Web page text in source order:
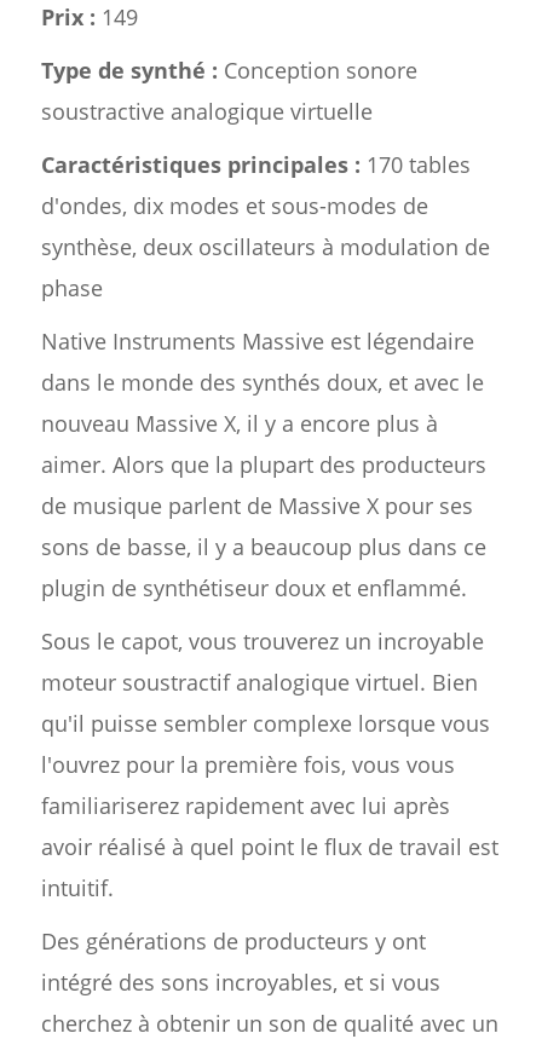
Prix : 149
Type de synthé : Conception sonore
soustractive analogique virtuelle
Caractéristiques principales : 170 tables
d'ondes, dix modes et sous-modes de
synthèse, deux oscillateurs à modulation de
phase
Native Instruments Massive est légendaire
dans le monde des synthés doux, et avec le
nouveau Massive X, il y a encore plus à
aimer. Alors que la plupart des producteurs
de musique parlent de Massive X pour ses
sons de basse, il y a beaucoup plus dans ce
plugin de synthétiseur doux et enflammé.
Sous le capot, vous trouverez un incroyable
moteur soustractif analogique virtuel. Bien
qu'il puisse sembler complexe lorsque vous
l'ouvrez pour la première fois, vous vous
familiariserez rapidement avec lui après
avoir réalisé à quel point le flux de travail est
intuitif.
Des générations de producteurs y ont
intégré des sons incroyables, et si vous
cherchez à obtenir un son de qualité avec un